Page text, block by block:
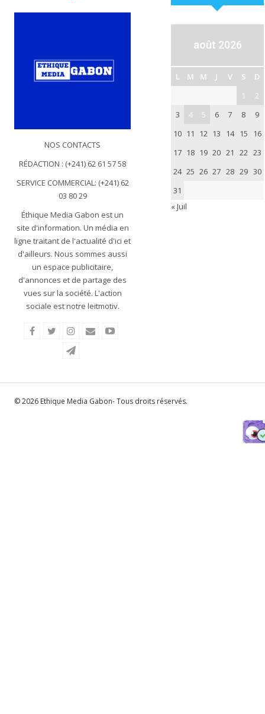
NOS CONTACTS
RÉDACTION : (+241) 62 61 57 58
SERVICE COMMERCIAL: (+241) 62
03 80 29
Éthique Media Gabon est un
site d'information. Un média en
ligne traitant de l'actualité d'ici et
d'ailleurs. Nous sommes aussi
un espace publicitaire,
d'annonces et de partage des
vues sur la société. L'action
sociale est notre leitmotiv.
août 2026
L M M J V S
D
1
2
3
4 5 6 7 8
9
10 11 12 13 14 15
16
17 18 19 20 21 22 23
24 25 26 27 28 29 30
31
« Juil
© 2026 Ethique Media Gabon- Tous droits réservés.